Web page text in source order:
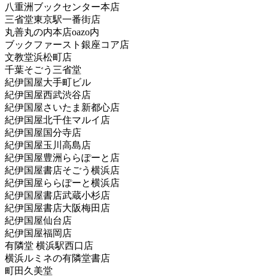
八重洲ブックセンター本店
三省堂東京駅一番街店
丸善丸の内本店oazo内
ブックファースト銀座コア店
文教堂浜松町店
千葉そごう三省堂
紀伊国屋大手町ビル
紀伊国屋西武渋谷店
紀伊国屋さいたま新都心店
紀伊国屋北千住マルイ店
紀伊国屋国分寺店
紀伊国屋玉川高島店
紀伊国屋豊洲ららぽーと店
紀伊国屋書店そごう横浜店
紀伊国屋ららぽーと横浜店
紀伊国屋書店武蔵小杉店
紀伊国屋書店大阪梅田店
紀伊国屋仙台店
紀伊国屋福岡店
有隣堂 横浜駅西口店
横浜ルミネの有隣堂書店
町田久美堂